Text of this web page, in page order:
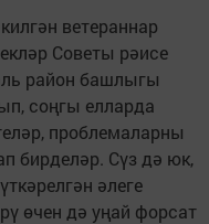
ветераннар
Советы рәисе
район башлыгы
соңгы елларда
проблемаларны
бирделәр. Сүз дә юк,
әлеге
өчен дә уңай форсат